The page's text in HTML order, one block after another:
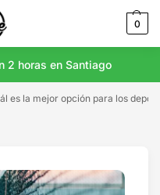
0
2 horas en Santiago
es la mejor opción para los